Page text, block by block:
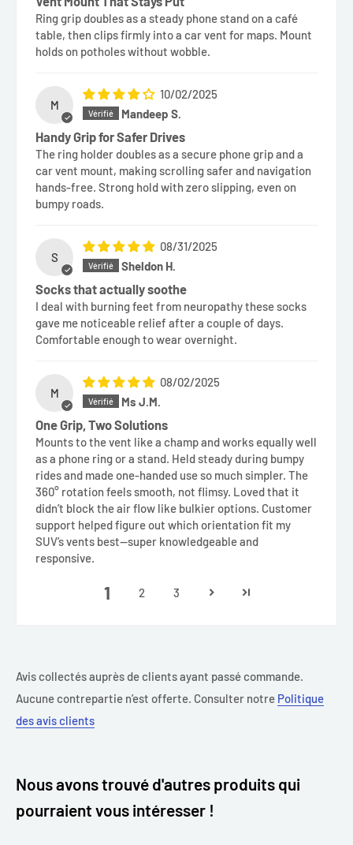
Ring grip doubles as a steady phone stand on a café
table, then clips firmly into a car vent for maps. Mount
holds on potholes without wobble.
M
10/02/2025
Mandeep S.
Handy Grip for Safer Drives
The ring holder doubles as a secure phone grip and a
car vent mount, making scrolling safer and navigation
hands-free. Strong hold with zero slipping, even on
bumpy roads.
S
08/31/2025
Sheldon H.
Socks that actually soothe
I deal with burning feet from neuropathy these socks
gave me noticeable relief after a couple of days.
Comfortable enough to wear overnight.
M
08/02/2025
Ms J.M.
One Grip, Two Solutions
Mounts to the vent like a champ and works equally well
as a phone ring or a stand. Held steady during bumpy
rides and made one-handed use so much simpler. The
360° rotation feels smooth, not flimsy. Loved that it
didn’t block the air flow like bulkier options. Customer
support helped figure out which orientation fit my
SUV’s vents best—super knowledgeable and
responsive.
1 2 3
Avis collectés auprès de clients ayant passé commande.
Aucune contrepartie n’est offerte. Consulter notre Politique
des avis clients
Nous avons trouvé d'autres produits qui
pourraient vous intéresser !